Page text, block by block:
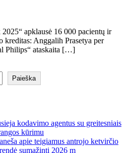
apklausė 16 000 pacientų ir
kreditas: Anggalih Prasetya per
Philips“ ataskaita […]
Paieška
kodavimo agentus su greitesniais
kūrimu
apie teigiamus antrojo ketvirčio
sumažinti 2026 m